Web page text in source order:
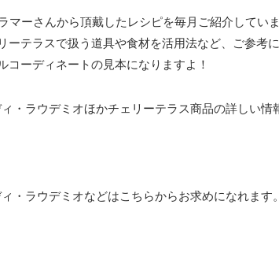
ーさんから頂戴したレシピを毎月ご紹介してい
テラスで扱う道具や食材を活用法など、ご参考
ーディネートの見本になりますよ！
・ラウデミオほかチェリーテラス商品の詳しい情
・ラウデミオなどはこちらからお求めになれます